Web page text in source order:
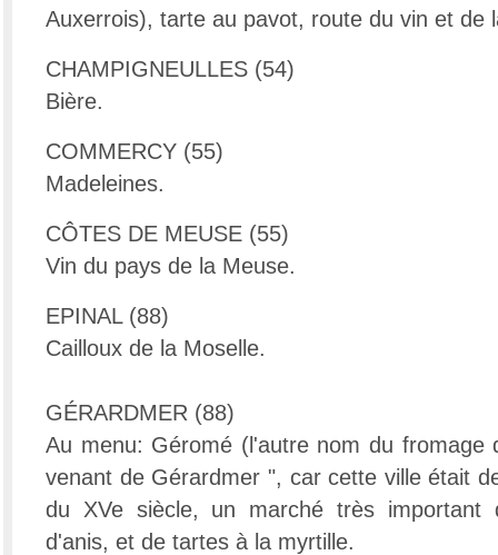
Auxerrois), tarte au pavot, route du vin et de
CHAMPIGNEULLES (54)
Bière.
COMMERCY (55)
Madeleines.
CÔTES DE MEUSE (55)
Vin du pays de la Meuse.
EPINAL (88)
Cailloux de la Moselle.
GÉRARDMER (88)
Au menu: Géromé (l'autre nom du fromage
venant de Gérardmer ", car cette ville était
du XVe siècle, un marché très important
d'anis, et de tartes à la myrtille.